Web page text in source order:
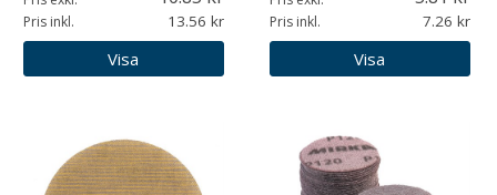
Pris inkl. 13.56
Visa
Pris inkl. 7.26
Visa